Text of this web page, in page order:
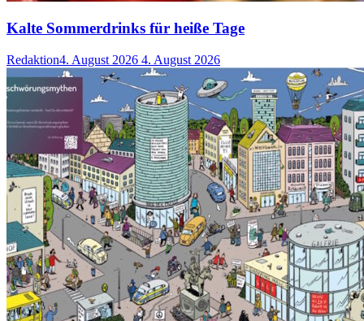
Kalte Sommerdrinks für heiße Tage
Redaktion4. August 2026 4. August 2026